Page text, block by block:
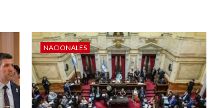
NACIONALES